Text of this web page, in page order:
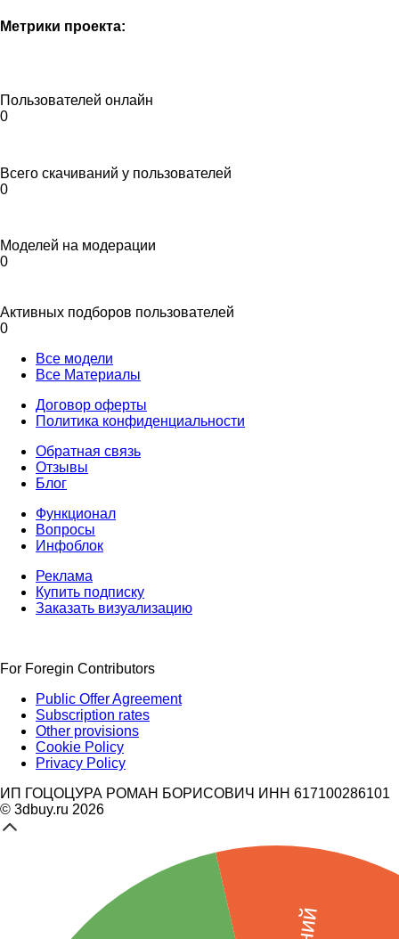
Метрики проекта:
Пользователей онлайн
0
Всего скачиваний у пользователей
0
Моделей на модерации
0
Активных подборов пользователей
0
Все модели
Все Материалы
Договор оферты
Политика конфиденциальности
Обратная связь
Отзывы
Блог
Функционал
Вопросы
Инфоблок
Реклама
Купить подписку
Заказать визуализацию
For Foregin Contributors
Public Offer Agreement
Subscription rates
Other provisions
Cookie Policy
Privacy Policy
ИП ГОЦОЦУРА РОМАН БОРИСОВИЧ ИНН 617100286101
© 3dbuy.ru 2026